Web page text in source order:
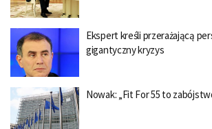
Ekspert kreśli przerażającą
gigantyczny kryzys
Nowak: „Fit For 55 to